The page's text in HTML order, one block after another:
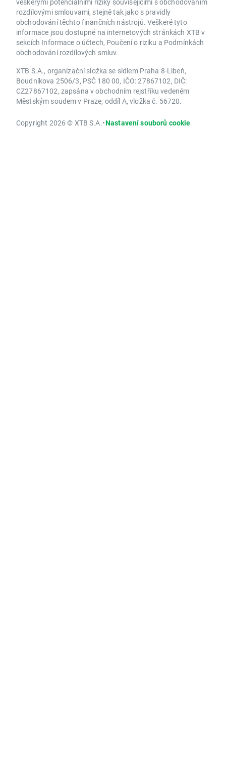
rozdílovými smlouvami, stejně tak jako s pravidly
obchodování těchto finančních nástrojů. Veškeré tyto
informace jsou dostupné na internetových stránkách XTB v
sekcích Informace o účtech, Poučení o riziku a Podmínkách
obchodování rozdílových smluv.
XTB S.A., organizační složka se sídlem Praha 8-Libeň,
Boudníkova 2506/3, PSČ 180 00, IČO: 27867102, DIČ:
CZ27867102, zapsána v obchodním rejstříku vedeném
Městským soudem v Praze, oddíl A, vložka č. 56720.
Copyright 2026 © XTB S.A.•Nastavení souborů cookie